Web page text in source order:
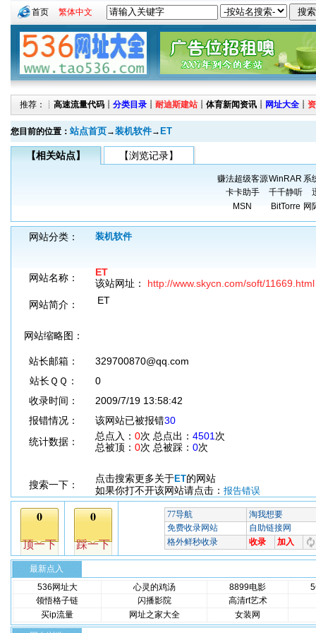
首页 繁体中文
推荐：┊ 高速流量代码 ┊ 分类目录 ┊ 耐迪斯建站 ┊ 体育新闻资讯 ┊ 网址大全 ┊
您目前的位置： 站点首页→装机软件→ ET
【相关站点】 【浏览记录】
赚法超级客源WinRAR 系
卡卡助手
千千静听
MSN
BitTorre 网
网站分类： 装机软件
网站名称：
ET
该站网址： http://www.skycn.com/soft/11669.html
网站简介：
ET
网站缩略图：
站长邮箱：
329700870@qq.com
站长ＱＱ：
0
收录时间：
2009/7/19 13:58:42
报错情况：
该网站已被报错30
统计数据：
总点入： 0次 总点出： 4501 次
总被顶： 0次 总被踩： 0次
搜索一下：
点击搜索更多关于ET的网站
如果你打不开该网站请点击： 报告错误
最新点入
536网址大
心灵的鸡汤 8899电影
领悟格子链
闪播影院
高清rt艺术
买ip流量
网址之家大全 女装网